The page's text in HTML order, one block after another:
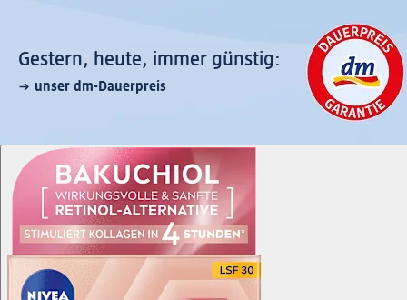
Gestern, heute, immer günstig:
unser dm-Dauerpreis